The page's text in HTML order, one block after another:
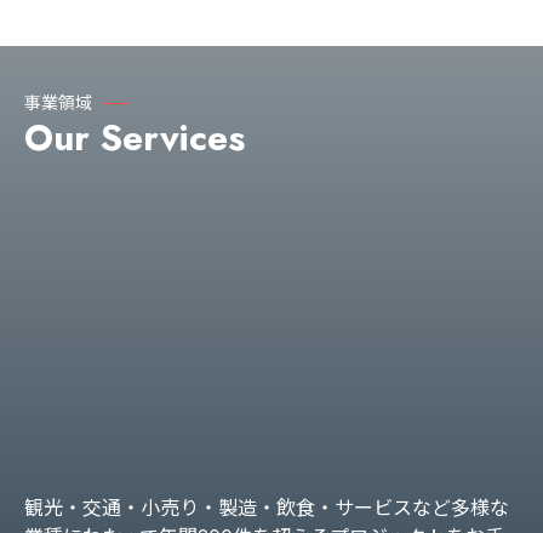
事業領域
Our Services
観光・交通・小売り・製造・飲食・サービスなど多様な